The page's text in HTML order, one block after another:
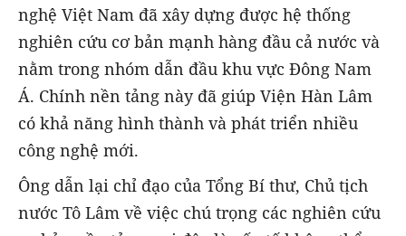
nghệ Việt Nam đã xây dựng được hệ thống
nghiên cứu cơ bản mạnh hàng đầu cả nước và
nằm trong nhóm dẫn đầu khu vực Đông Nam
Á. Chính nền tảng này đã giúp Viện Hàn Lâm
có khả năng hình thành và phát triển nhiều
công nghệ mới.
Ông dẫn lại chỉ đạo của Tổng Bí thư, Chủ tịch
nước Tô Lâm về việc chú trọng các nghiên cứu